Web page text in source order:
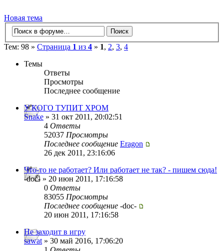
Новая тема
Тем: 98 » Страница 1 из 4 » 1, 2, 3, 4
Темы
Ответы
Просмотры
Последнее сообщение
У КОГО ТУПИТ ХРОМ
Snake » 31 окт 2011, 20:02:51
4 Ответы
52037 Просмотры
Последнее сообщение Eragon
26 дек 2011, 23:16:06
Что-то не работает? Или работает не так? - пишем сюда!
-doc- » 20 июн 2011, 17:16:58
0 Ответы
83055 Просмотры
Последнее сообщение -doc-
20 июн 2011, 17:16:58
Не заходит в игру
sawat » 30 май 2016, 17:06:20